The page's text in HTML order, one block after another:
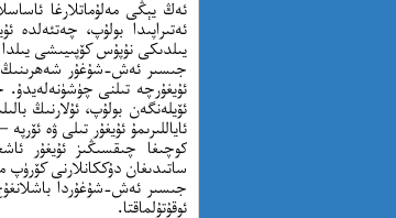
يىلدىكى نۇپۇس كۆپىيىشى يىلدا 1000 نەپەر ئەتىراپىدا
جىسىر ئەش-شۇغۇر شەھرىنىڭ
ئۆيلەنگەن بولۇپ، ئۇلارنىڭ
ئاياللىرىمۇ ئۇيغۇر تىلى ۋە
كوچىغا چىقسىڭىز ئۇيغۇر
ساتىدىغان دۇككانلارنى كۆرۈپ
جىسىر ئەش-شۇغۇردا باشلانغۇچ
ئوقۇتۇلماقتا.